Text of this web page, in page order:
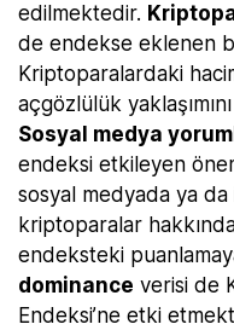
edilmektedir.
de endekse eklenen
Kriptoparalardaki
açgözlülük
Sosyal medya
endeksi etkileyen
sosyal medyada ya
kriptoparalar
endeksteki
dominance verisi de
Endeksi’ne etki